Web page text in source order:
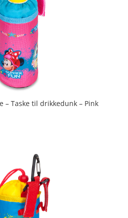
– Taske til drikkedunk – Pink